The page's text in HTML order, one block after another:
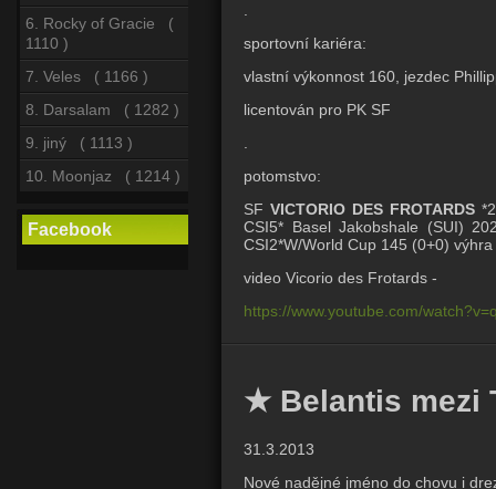
6. Rocky of Gracie (
1110 )
7. Veles ( 1166 )
8. Darsalam ( 1282 )
9. jiný ( 1113 )
10. Moonjaz ( 1214 )
Facebook
sportovní kariéra:
vlastní výkonnost 160, jezdec
licentován pro PK SF
potomstvo:
SF VICTORIO DES FROTARDS
CSI5* Basel Jakobshale (SUI)
CSI2*W/World Cup 145 (0+0)
video Vicorio des Frotards -
https://www.youtube.com/
★ Belantis mezi
31.3.2013
Nové nadějné jméno do chovu i